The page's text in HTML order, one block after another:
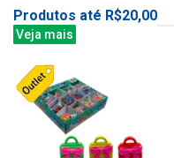
Produtos até R$20,00
Veja mais